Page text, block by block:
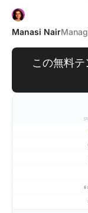
Manasi Nair
この無料